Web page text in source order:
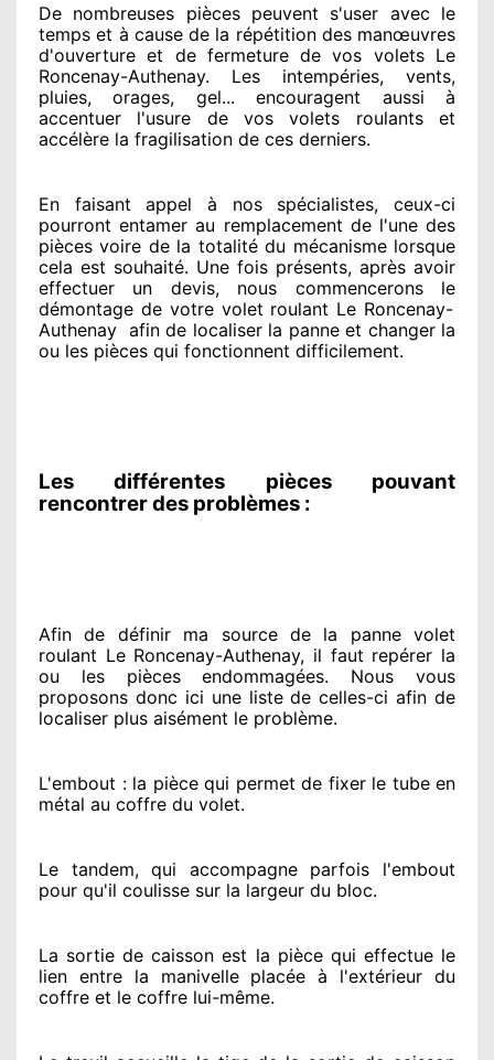
De nombreuses pièces peuvent s'user avec le
temps et à causede la répétition des manœuvres
d'ouverture et de fermeture de vos volets Le
Roncenay-Authenay. Les intempéries, vents,
pluies, orages, gel... encouragent aussi à
accentuer l'usure de vos volets roulants et
accélère la fragilisation de ces derniers.
En faisant appel à nos spécialistes, ceux-ci
pourront entamer au remplacement de l'une des
pièces voire de la totalitédu mécanisme lorsque
cela est souhaité. Une fois présents, après avoir
effectuer un devis, nous commencerons le
démontage de votre volet roulant Le Roncenay-
Authenay afin de localiser la panne et changerla
ou les pièces qui fonctionnent difficilement.
Les différentes pièces pouvant
rencontrer des problèmes :
Afin de définir ma sourcede la panne volet
roulant Le Roncenay-Authenay, il faut repérer la
ou les pièces endommagées. Nous vous
proposons donc ici une liste de celles-ci afin de
localiser plus aisément le problème.
L'embout : la pièce qui permet de fixer le tube en
métal au coffre du volet.
Le tandem, qui accompagne parfois l'embout
pour qu'il coulisse sur la largeur du bloc.
La sortie de caisson est la pièce qui effectuele
lien entre la manivelle placée à l'extérieur du
coffre et le coffre lui-même.